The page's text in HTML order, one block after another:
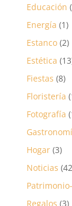
Educación
Energía (1)
Estanco(2)
Estética
Fiestas (8)
Floristería
Fotografía
Hogar(3)
Noticias
Regalos (3)